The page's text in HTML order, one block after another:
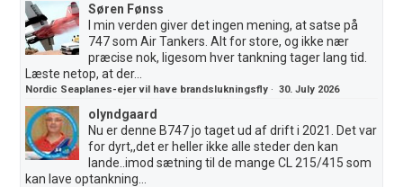
Søren Fønss
I min verden giver det ingen mening, at satse på
747 som Air Tankers. Alt for store, og ikke nær
præcise nok, ligesom hver tankning tager lang tid.
Læste netop, at der...
Nordic Seaplanes-ejer vil have brandslukningsfly ·30. July 2026
olyndgaard
Nu er denne B747 jo taget ud af drift i 2021. Det var
for dyrt,,det er heller ikke alle steder den kan
lande..imod sætning til de mange CL 215/415 som
kan lave optankning...